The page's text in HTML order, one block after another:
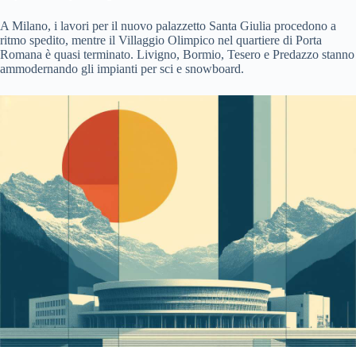
A Milano, i lavori per il nuovo palazzetto Santa Giulia procedono a
ritmo spedito, mentre il Villaggio Olimpico nel quartiere di Porta
Romana è quasi terminato. Livigno, Bormio, Tesero e Predazzo stanno
ammodernando gli impianti per sci e snowboard.